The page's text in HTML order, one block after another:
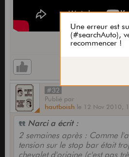
#32
Publié par
hautboish le 12 Nov 2010,
Narci a écrit :
2 semaines après : Comme
tension sur le stop bar était
chevalet d'origine (c'est pas